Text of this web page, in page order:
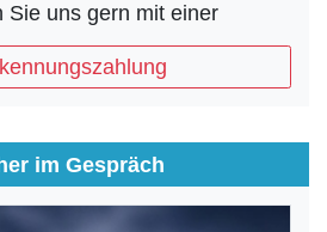
Sie uns gern mit einer
im Gespräch